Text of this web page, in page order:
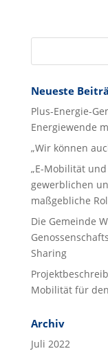
Neueste
Plus-Energie-
Energiewende
„Wir können
„E-Mobilität
gewerblichen
maßgebliche
Die Gemeinde
Sharing
Mobilität für
Archiv
Juli 2022